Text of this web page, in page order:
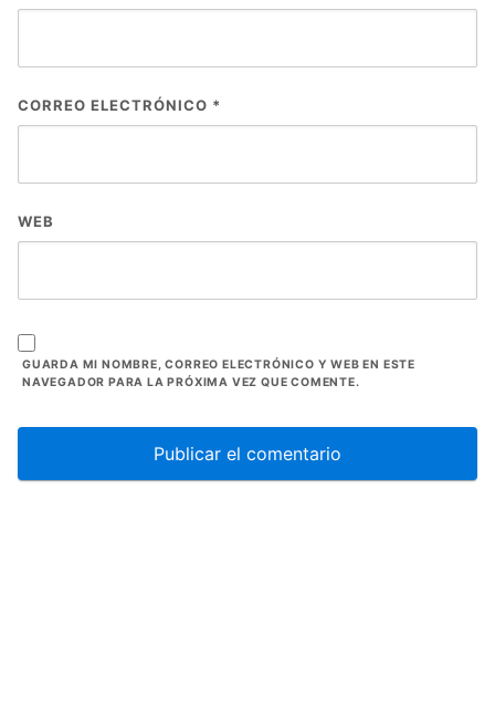
CORREO ELECTRÓNICO *
WEB
GUARDA MI NOMBRE, CORREO ELECTRÓNICO Y WEB EN ESTE
NAVEGADOR PARA LA PRÓXIMA VEZ QUE COMENTE.